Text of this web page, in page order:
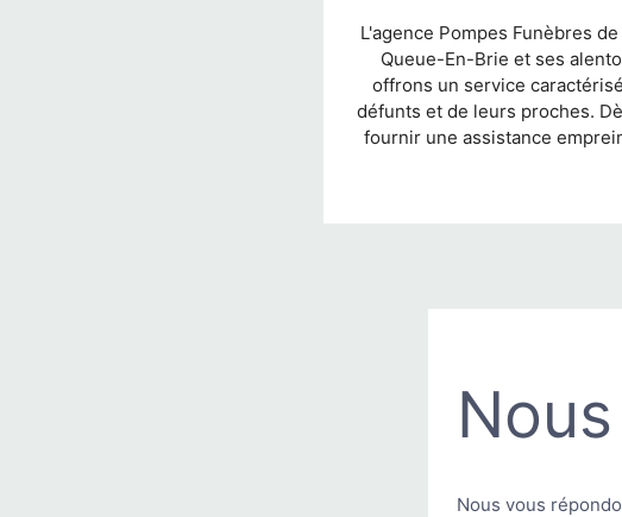
L'agence Pompes Funèbres
Queue-En-Brie et ses
offrons un service
défunts et de leurs proches.
fournir une assistance
Nous vous